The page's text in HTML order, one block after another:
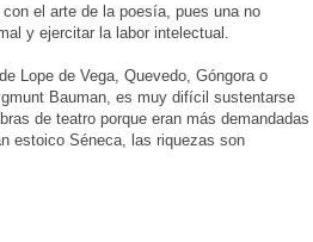
el arte de la poesía, pues una no
y ejercitar la labor intelectual.
Lope de Vega, Quevedo, Góngora o
Bauman, es muy difícil sustentarse
de teatro porque eran más demandadas
estoico Séneca, las riquezas son